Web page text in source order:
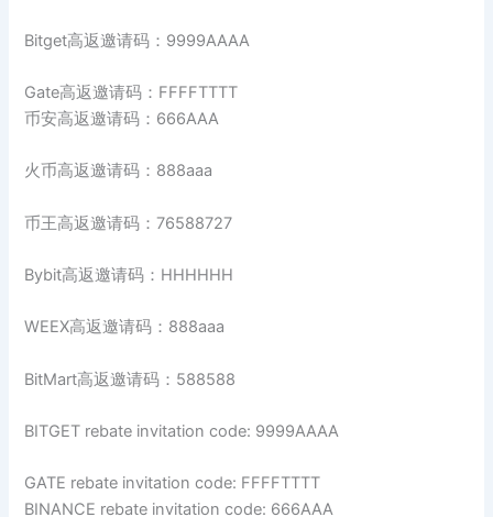
Bitget高返邀请码：9999AAAA
Gate高返邀请码：FFFFTTTT
币安高返邀请码：666AAA
火币高返邀请码：888aaa
币王高返邀请码：76588727
Bybit高返邀请码：HHHHHH
WEEX高返邀请码：888aaa
BitMart高返邀请码：588588
BITGET rebate invitation code: 9999AAAA
GATE rebate invitation code: FFFFTTTT
BINANCE rebate invitation code: 666AAA